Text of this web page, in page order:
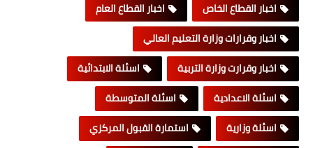
اخبار القطاع الخاص
اخبار القطاع العام
اخبار وقرارات وزارة التعليم العالي
اخبار وقرارت وزارة التربية
اسئلة الابتدائية
اسئلة الاعدادية
اسئلة المتوسطة
اسئلة وزارية
استمارة القبول المركزي